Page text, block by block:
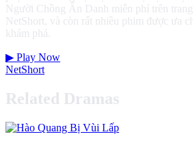
Người Chồng Ẩn Danh miễn phí trên
NetShort, và còn rất nhiều phim được ưa
khám phá.
▶ Play Now
NetShort
Related Dramas